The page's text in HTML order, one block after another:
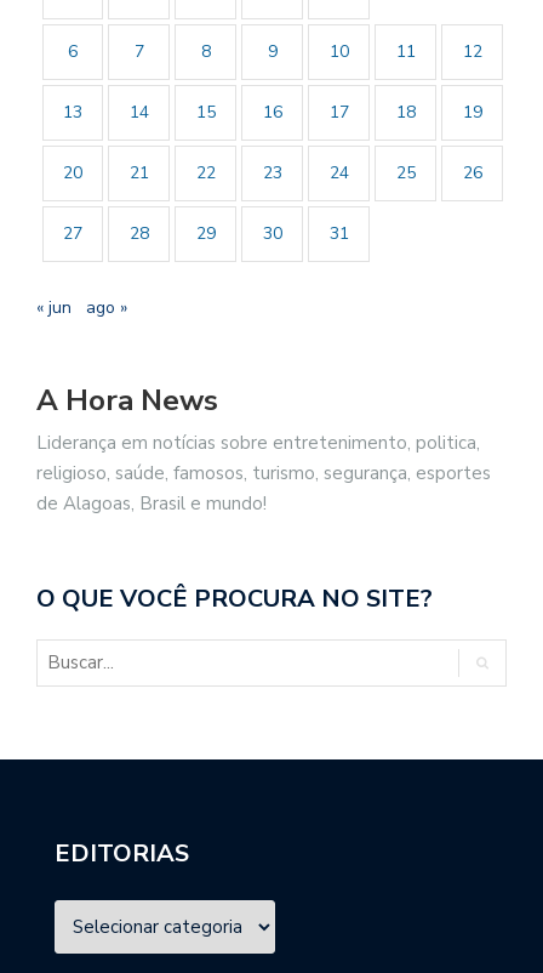
6 7 8 9 10 11 12
13 14 15 16 17 18 19
20 21 22 23 24 25 26
27 28 29 30 31
« jun ago »
A Hora News
Liderança em notícias sobre entretenimento, politica,
religioso, saúde, famosos, turismo, segurança, esportes
de Alagoas, Brasil e mundo!
O QUE VOCÊ PROCURA NO SITE?
EDITORIAS